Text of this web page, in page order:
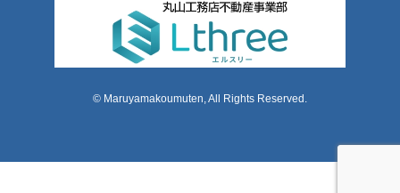
© Maruyamakoumuten, All Rights Reserved.